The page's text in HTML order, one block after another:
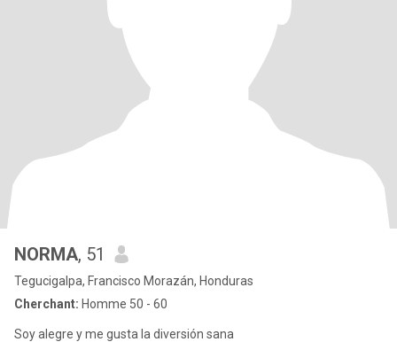
NORMA, 51
Tegucigalpa, Francisco Morazán, Honduras
Cherchant: Homme 50 - 60
Soy alegre y me gusta la diversión sana